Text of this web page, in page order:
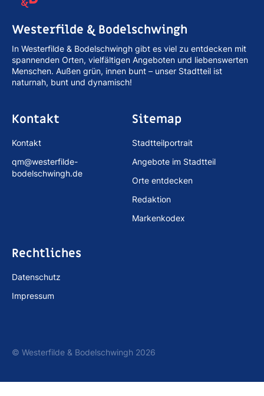
Westerfilde & Bodelschwingh
In Westerfilde & Bodelschwingh gibt es viel zu entdecken mit
spannenden Orten, vielfältigen Angeboten und liebenswerten
Menschen. Außen grün, innen bunt – unser Stadtteil ist
naturnah, bunt und dynamisch!
Kontakt
Kontakt
qm@westerfilde-
bodelschwingh.de
Sitemap
Stadtteilportrait
Angebote im Stadtteil
Orte entdecken
Redaktion
Markenkodex
Rechtliches
Datenschutz
Impressum
© Westerfilde & Bodelschwingh 2026